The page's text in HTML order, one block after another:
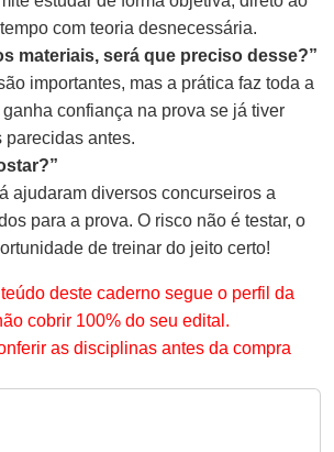
com teoria desnecessária.
materiais, será que preciso desse?”
importantes, mas a prática faz toda a
confiança na prova se já tiver
parecidas antes.
ajudaram diversos concurseiros a
para a prova. O risco não é testar, o
de treinar do jeito certo!
deste caderno segue o perfil da
cobrir 100% do seu edital.
as disciplinas antes da compra